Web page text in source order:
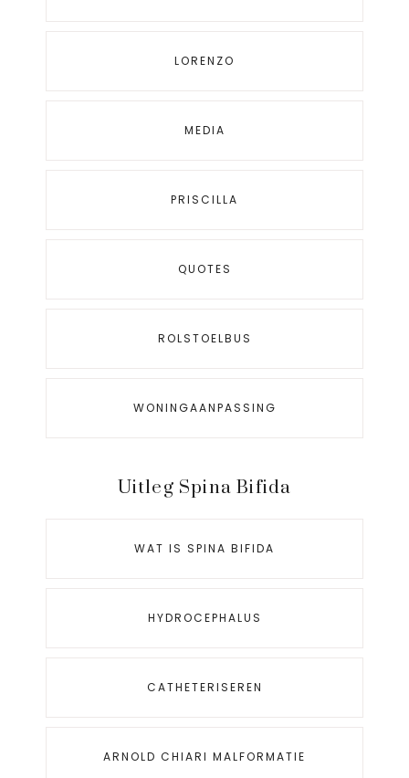
LORENZO
MEDIA
PRISCILLA
QUOTES
ROLSTOELBUS
WONINGAANPASSING
Uitleg Spina Bifida
WAT IS SPINA BIFIDA
HYDROCEPHALUS
CATHETERISEREN
ARNOLD CHIARI MALFORMATIE